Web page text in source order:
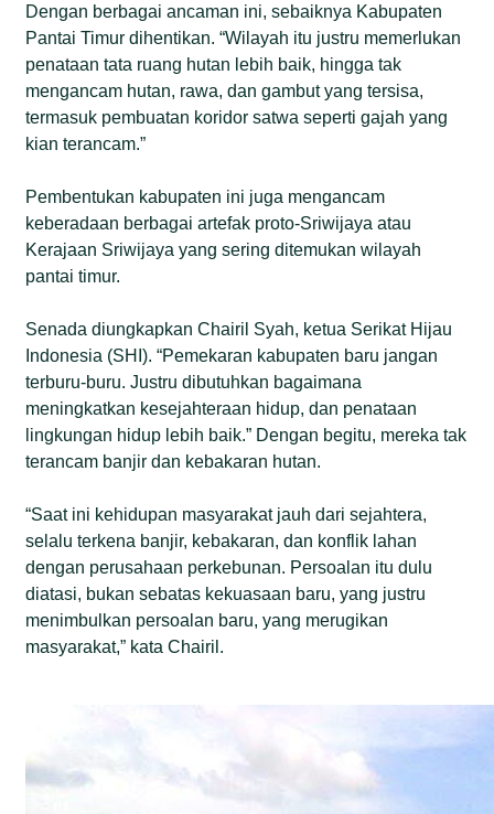
Dengan berbagai ancaman ini, sebaiknya Kabupaten
Pantai Timur dihentikan. “Wilayah itu justru memerlukan
penataan tata ruang hutan lebih baik, hingga tak
mengancam hutan, rawa, dan gambut yang tersisa,
termasuk pembuatan koridor satwa seperti gajah yang
kian terancam.”
Pembentukan kabupaten ini juga mengancam
keberadaan berbagai artefak proto-Sriwijaya atau
Kerajaan Sriwijaya yang sering ditemukan wilayah
pantai timur.
Senada diungkapkan Chairil Syah, ketua Serikat Hijau
Indonesia (SHI). “Pemekaran kabupaten baru jangan
terburu-buru. Justru dibutuhkan bagaimana
meningkatkan kesejahteraan hidup, dan penataan
lingkungan hidup lebih baik.” Dengan begitu, mereka tak
terancam banjir dan kebakaran hutan.
“Saat ini kehidupan masyarakat jauh dari sejahtera,
selalu terkena banjir, kebakaran, dan konflik lahan
dengan perusahaan perkebunan. Persoalan itu dulu
diatasi, bukan sebatas kekuasaan baru, yang justru
menimbulkan persoalan baru, yang merugikan
masyarakat,” kata Chairil.